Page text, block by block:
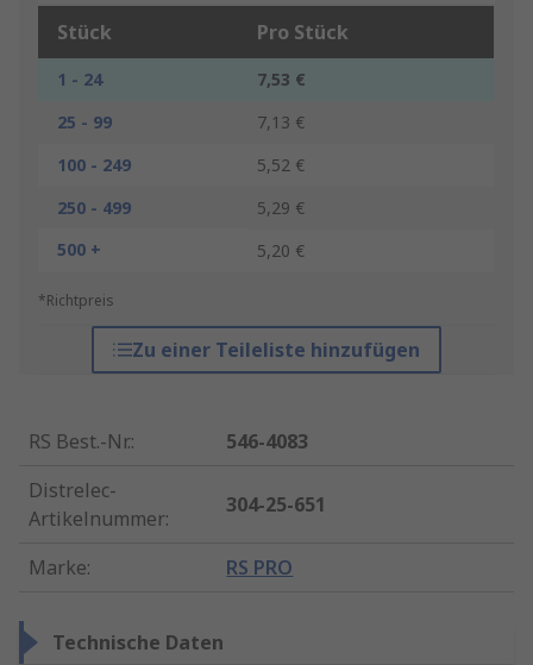
Stück Pro Stück
1 - 24
7,53 €
25 - 99
7,13 €
100 - 249
5,52 €
250 - 499
5,29 €
500 +
5,20 €
*Richtpreis
Zu einer Teileliste hinzufügen
RS Best.-Nr.:
546-4083
Distrelec-
Artikelnummer:
304-25-651
Marke: RS PRO
Technische Daten